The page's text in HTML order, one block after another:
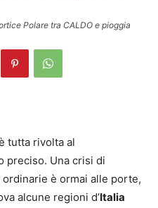
Polare tra CALDO e pioggia
tutta rivolta al
preciso. Una crisi di
è ormai alle porte,
alcune regioni d’Italia